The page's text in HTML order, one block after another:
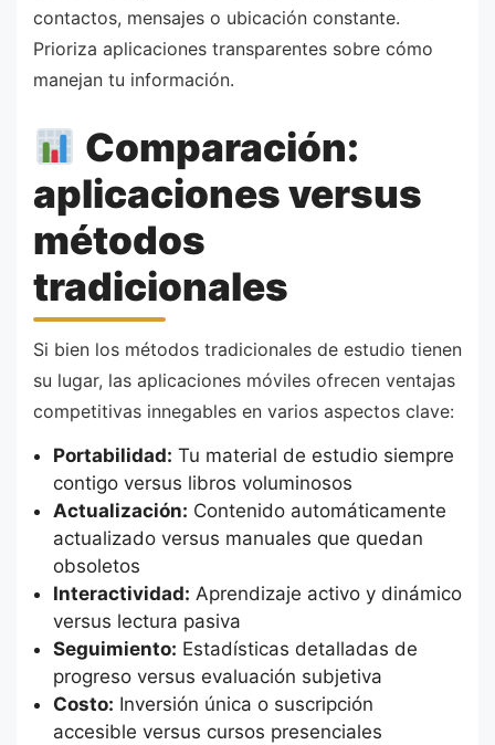
contactos, mensajes o ubicación constante.
Prioriza aplicaciones transparentes sobre cómo
manejan tu información.
Comparación:
aplicaciones versus
métodos
tradicionales
Si bien los métodos tradicionales de estudio tienen
su lugar, las aplicaciones móviles ofrecen ventajas
competitivas innegables en varios aspectos clave:
Portabilidad: Tu material de estudio siempre
contigo versus libros voluminosos
Actualización: Contenido automáticamente
actualizado versus manuales que quedan
obsoletos
Interactividad: Aprendizaje activo y dinámico
versus lectura pasiva
Seguimiento: Estadísticas detalladas de
progreso versus evaluación subjetiva
Costo: Inversión única o suscripción
accesible versus cursos presenciales